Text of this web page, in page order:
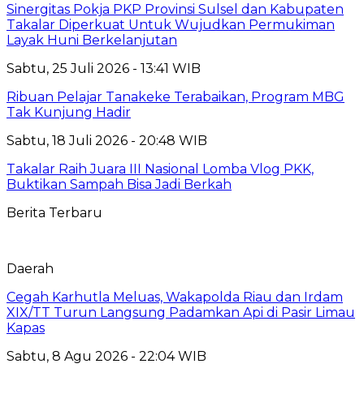
Sinergitas Pokja PKP Provinsi Sulsel dan Kabupaten
Takalar Diperkuat Untuk Wujudkan Permukiman
Layak Huni Berkelanjutan
Sabtu, 25 Juli 2026 - 13:41 WIB
Ribuan Pelajar Tanakeke Terabaikan, Program MBG
Tak Kunjung Hadir
Sabtu, 18 Juli 2026 - 20:48 WIB
Takalar Raih Juara III Nasional Lomba Vlog PKK,
Buktikan Sampah Bisa Jadi Berkah
Berita Terbaru
Daerah
Cegah Karhutla Meluas, Wakapolda Riau dan Irdam
XIX/TT Turun Langsung Padamkan Api di Pasir Limau
Kapas
Sabtu, 8 Agu 2026 - 22:04 WIB